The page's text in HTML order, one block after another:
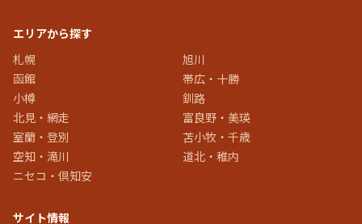
エリアから探す
札幌
旭川
函館
帯広・十勝
小樽
釧路
北見・網走
富良野・美瑛
室蘭・登別
苫小牧・千歳
空知・滝川
道北・稚内
ニセコ・倶知安
サイト情報